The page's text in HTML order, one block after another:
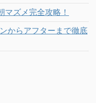
マズメ完全攻略！
からアフターまで徹底